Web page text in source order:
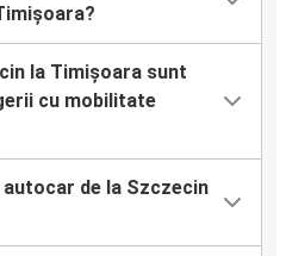
la Timișoara sunt
cu mobilitate
de la Szczecin